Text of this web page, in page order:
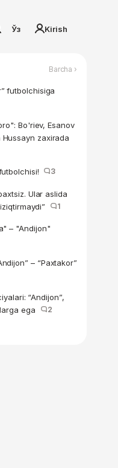
Ўз Kirish
Barcha ›
futbolchisiga
Bo'riev, Esanov
zaxirada
3
Ular aslida
1
– "Andijon"
– “Paxtakor”
“Andijon”,
ega
2